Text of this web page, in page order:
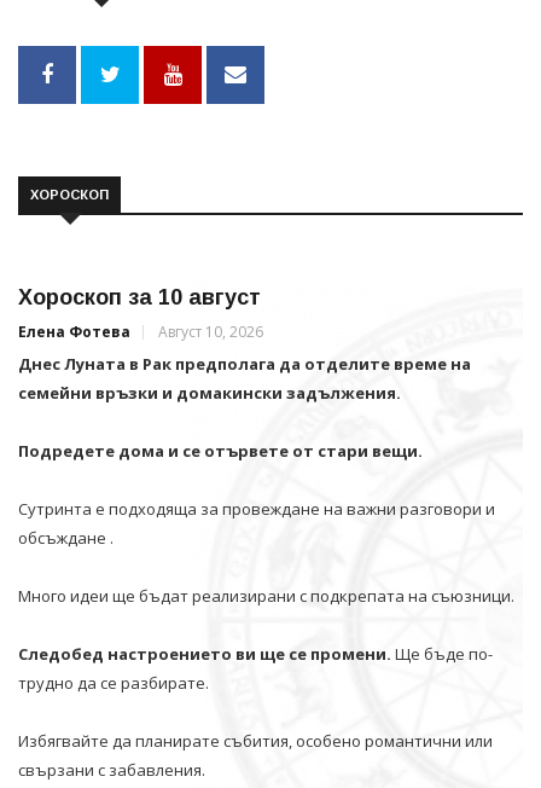
ХОРОСКОП
Хороскоп за 10 август
Елена Фотева Август 10, 2026
Днес Луната в Рак предполага да отделите време на
семейни връзки и домакински задължения.
Подредете дома и се отървете от стари вещи.
Сутринта е подходяща за провеждане на важни разговори и
обсъждане .
Много идеи ще бъдат реализирани с подкрепата на съюзници.
Следобед настроението ви ще се промени. Ще бъде по-
трудно да се разбирате.
Избягвайте да планирате събития, особено романтични или
свързани с забавления.